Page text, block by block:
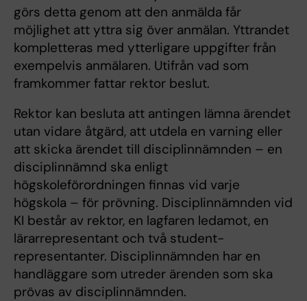
görs detta genom att den anmälda får
möjlighet att yttra sig över anmälan. Yttrandet
kompletteras med ytterli­gare uppgifter från
exempelvis anmälaren. Utifrån vad som
framkommer fattar rek­tor beslut.
Rektor kan besluta att antingen lämna ärendet
utan vidare åtgärd, att utdela en var­ning eller
att skicka ärendet till disciplinnämnden – en
disciplinnämnd ska enligt
högskoleförordningen finnas vid varje
högskola – för prövning. Disciplinnämnden vid
KI består av rektor, en lagfaren ledamot, en
lärarrepresentant och två student­
representanter. Disciplinnämnden har en
handläggare som utreder ärenden som ska
prövas av disciplinnämnden.